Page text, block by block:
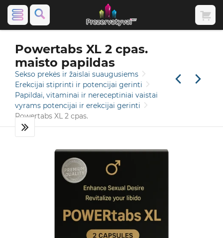
Powertabs XL 2 cpas.
maisto papildas
Sekso prekės ir žaislai suaugusiems
Erekcijai stiprinti ir potencijai gerinti
Papildai, vitaminai ir nereceptiniai vaistai
vyrams potencijai ir erekcijai gerinti
Powertabs XL 2 cpas.